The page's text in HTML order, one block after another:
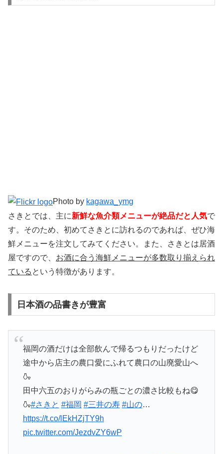
Photo by kagawa_ymg
さきとでは、主に新鮮な魚介類メニューが絶品だと人気で
す。そのため、初めてさきとに訪れるのであれば、ぜひ海
鮮メニューを注文してみてください。また、さきとは居酒
屋ですので、 お酒に合う海鮮メニューが多数取り揃えられ
ている という特徴があります。
日本酒の品書きが豊富
福岡の酒だけは全部飲んで帰るつもりだったけど
途中から店主の農口愛にふれて農口の山廃愛山へ
🍶
田中六五のおりがらみの瓶ごとの濃さ比較もね😋
🍶#さきと #福岡 #三井の寿 #山の…
https://t.co/lEkHZjTY9h
pic.twitter.com/JezdvZY6wP